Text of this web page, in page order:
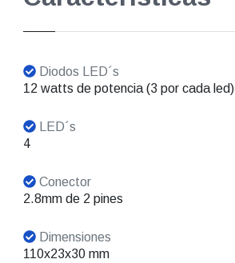
Diodos LED´s
12 watts de potencia (3 por cada led)
LED´s
4
Conector
2.8mm de 2 pines
Dimensiones
110x23x30 mm